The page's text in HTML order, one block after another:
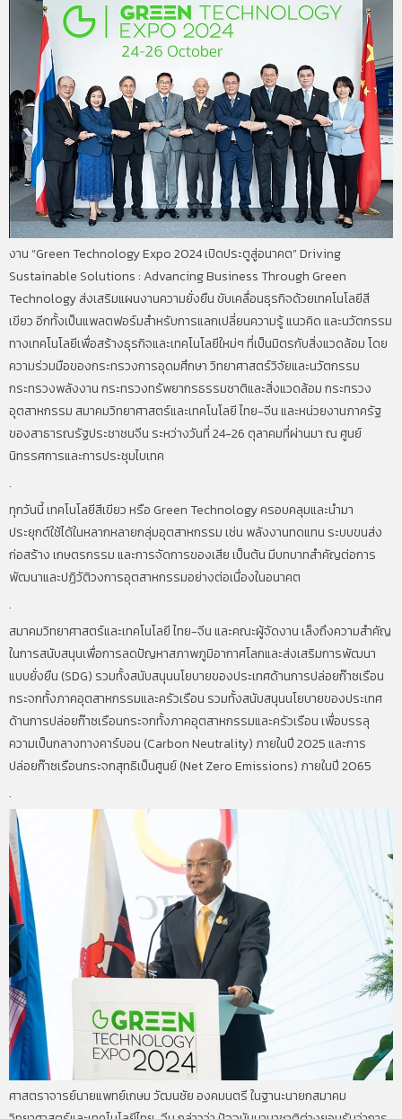
งาน “Green Technology Expo 2024 เปิดประตูสู่อนาคต” Driving
Sustainable Solutions : Advancing Business Through Green
Technology ส่งเสริมแผนงานความยั่งยืน ขับเคลื่อนธุรกิจด้วยเทคโนโลยีสี
เขียว อีกทั้งเป็นแพลตฟอร์มสำหรับการแลกเปลี่ยนความรู้ แนวคิด และนวัตกรรม
ทางเทคโนโลยีเพื่อสร้างธุรกิจและเทคโนโลยีใหม่ๆ ที่เป็นมิตรกับสิ่งแวดล้อม โดย
ความร่วมมือของกระทรวงการอุดมศึกษา วิทยาศาสตร์วิจัยและนวัตกรรม
กระทรวงพลังงาน กระทรวงทรัพยากรธรรมชาติและสิ่งแวดล้อม กระทรวง
อุตสาหกรรม สมาคมวิทยาศาสตร์และเทคโนโลยี ไทย-จีน และหน่วยงานภาครัฐ
ของสาธารณรัฐประชาชนจีน ระหว่างวันที่ 24-26 ตุลาคมที่ผ่านมา ณ ศูนย์
นิทรรศการและการประชุมไบเทค
.
ทุกวันนี้ เทคโนโลยีสีเขียว หรือ Green Technology ครอบคลุมและนำมา
ประยุกต์ใช้ได้ในหลากหลายกลุ่มอุตสาหกรรม เช่น พลังงานทดแทน ระบบขนส่ง
ก่อสร้าง เกษตรกรรม และการจัดการของเสีย เป็นต้น มีบทบาทสำคัญต่อการ
พัฒนาและปฏิวัติวงการอุตสาหกรรมอย่างต่อเนื่องในอนาคต
.
สมาคมวิทยาศาสตร์และเทคโนโลยี ไทย-จีน และคณะผู้จัดงาน เล็งถึงความสำคัญ
ในการสนับสนุนเพื่อการลดปัญหาสภาพภูมิอากาศโลกและส่งเสริมการพัฒนา
แบบยั่งยืน (SDG) รวมทั้งสนับสนุนนโยบายของประเทศด้านการปล่อยก๊าซเรือน
กระจกทั้งภาคอุตสาหกรรมและครัวเรือน รวมทั้งสนับสนุนนโยบายของประเทศ
ด้านการปล่อยก๊าซเรือนกระจกทั้งภาคอุตสาหกรรมและครัวเรือน เพื่อบรรลุ
ความเป็นกลางทางคาร์บอน (Carbon Neutrality) ภายในปี 2025 และการ
ปล่อยก๊าซเรือนกระจกสุทธิเป็นศูนย์ (Net Zero Emissions) ภายในปี 2065
.
ศาสตราจารย์นายแพทย์เกษม วัฒนชัย องคมนตรี ในฐานะนายกสมาคม